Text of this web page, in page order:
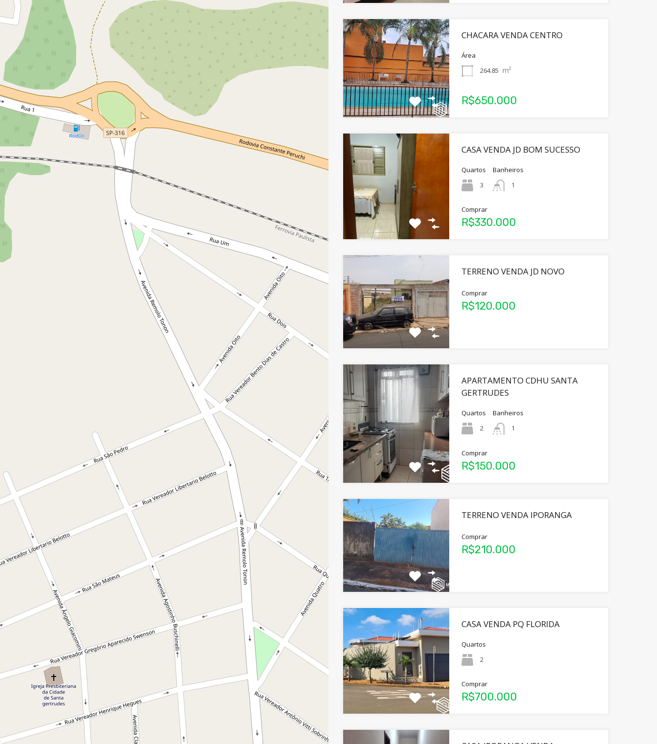
CHACARA VENDA CENTRO
Área
264.85 m²
R$650.000
CASA VENDA JD BOM SUCESSO
Quartos
3
Banheiros
1
Comprar
R$330.000
TERRENO VENDA JD NOVO
Comprar
R$120.000
APARTAMENTO CDHU SANTA
GERTRUDES
Quartos
2
Banheiros
1
Comprar
R$150.000
TERRENO VENDA IPORANGA
Comprar
R$210.000
CASA VENDA PQ FLORIDA
Quartos
2
Comprar
R$700.000